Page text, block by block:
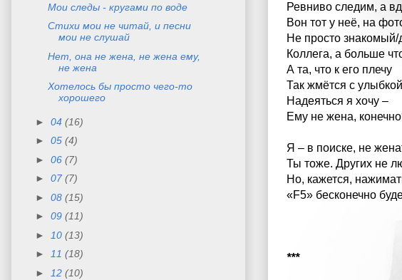
Ревниво следим, а
Вон тот у неё, на
Не просто знакомый/
Коллега, а больше
А та, что к его плечу
Так жмётся с
Надеяться я хочу –
Ему не жена,
Я – в поиске, не
Ты тоже. Других не
Но, кажется,
«F5» бесконечно
***
Мои следы - кругами по воде
Стихи мои не читай, и песни
мои не слушай
Нет, она не жена, не жена ему,
не жена
Хотелось бы просто чего-то
хорошего
► 04 (16)
► 05 (4)
► 06 (7)
► 07 (7)
► 08 (15)
► 09 (11)
►
10 (13)
►
11 (18)
►
12 (10)